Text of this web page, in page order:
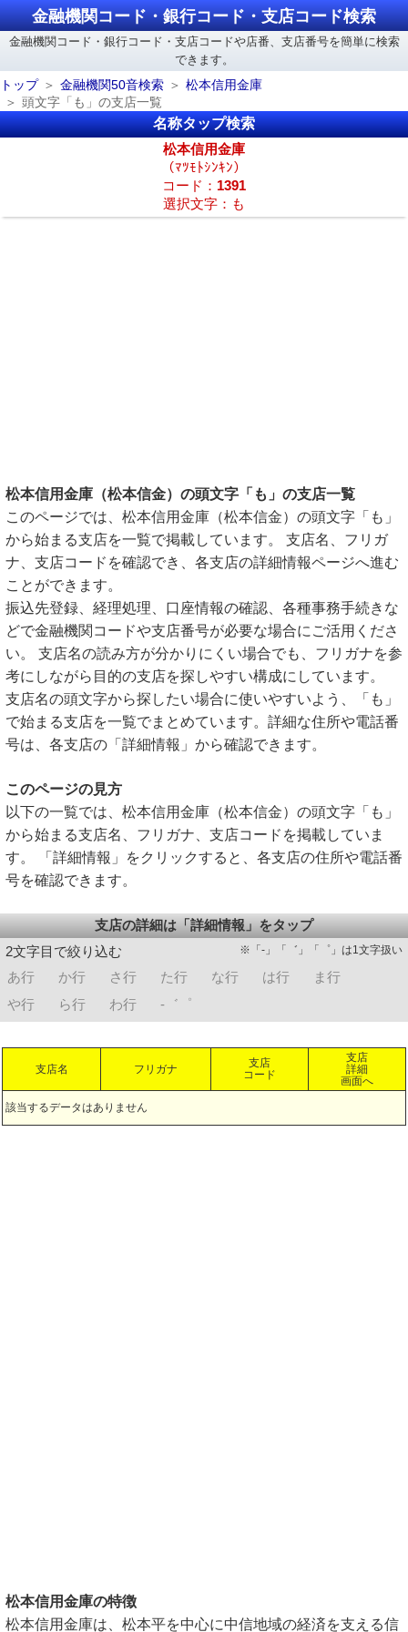
金融機関コード・銀行コード・支店コード検索
金融機関コード・銀行コード・支店コードや店番、支店番号を簡単に検索
できます。
トップ
金融機関50音検索
松本信用金庫
頭文字「も」の支店一覧
名称タップ検索
松本信用金庫
（ﾏﾂﾓﾄｼﾝｷﾝ）
コード： 1391
選択文字：も
松本信用金庫（松本信金）の頭文字「も」の支店一覧
このページでは、松本信用金庫（松本信金）の頭文字「も」
から始まる支店を一覧で掲載しています。 支店名、フリガ
ナ、支店コードを確認でき、各支店の詳細情報ページへ進む
ことができます。
振込先登録、経理処理、口座情報の確認、各種事務手続きな
どで金融機関コードや支店番号が必要な場合にご活用くださ
い。 支店名の読み方が分かりにくい場合でも、フリガナを参
考にしながら目的の支店を探しやすい構成にしています。
支店名の頭文字から探したい場合に使いやすいよう、「も」
で始まる支店を一覧でまとめています。詳細な住所や電話番
号は、各支店の「詳細情報」から確認できます。
このページの見方
以下の一覧では、松本信用金庫（松本信金）の頭文字「も」
から始まる支店名、フリガナ、支店コードを掲載していま
す。 「詳細情報」をクリックすると、各支店の住所や電話番
号を確認できます。
支店の詳細は「詳細情報」をタップ
2文字目で絞り込む
※「-」「゛」「゜」は1文字扱い
あ行 か行 さ行 た行 な行 は行
ま行
や行
ら行 わ行 -゛゜
支店名 フリガナ
支店
コード
支店
詳細
画面へ
該当するデータはありません
松本信用金庫の特徴
松本信用金庫は、松本平を中心に中信地域の経済を支える信